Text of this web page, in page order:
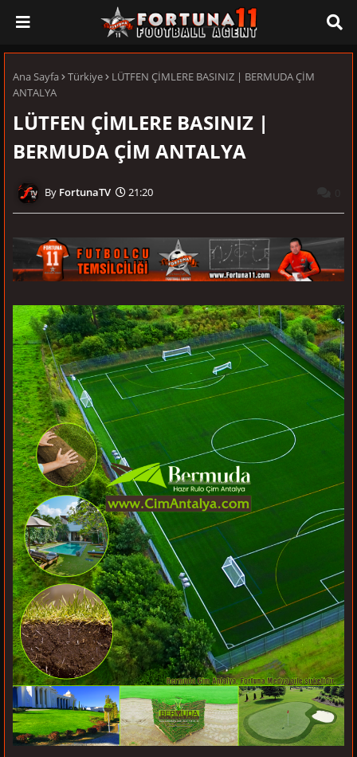
Ana Sayfa Türkiye
LÜTFEN ÇİMLERE BASINIZ | BERMUDA ÇİM
ANTALYA
LÜTFEN ÇİMLERE BASINIZ |
BERMUDA ÇİM ANTALYA
FortunaTV 21:20